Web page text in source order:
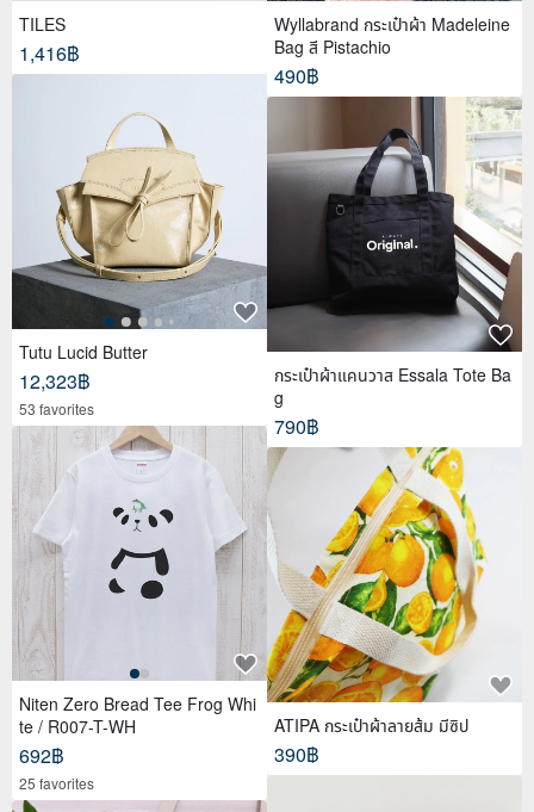
TILES
1,416฿
Tutu Lucid Butter
12,323฿
53 favorites
Niten Zero Bread Tee Frog Whi
te / R007-T-WH
692฿
25 favorites
Wyllabrand กระเป๋าผ้า Madeleine
Bag สี Pistachio
490฿
กระเป๋าผ้าแคนวาส Essala Tote Ba
g
790฿
ATIPA กระเป๋าผ้าลายส้ม มีซิป
390฿